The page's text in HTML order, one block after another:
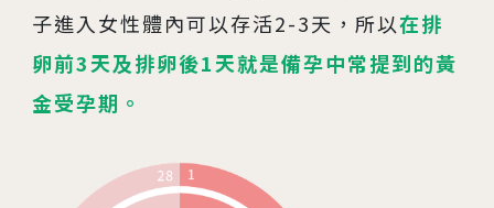
子進入女性體內可以存活2-3天，所以在排
卵前3天及排卵後1天就是備孕中常提到的黃
金受孕期。